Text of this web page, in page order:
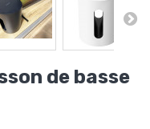
de basse